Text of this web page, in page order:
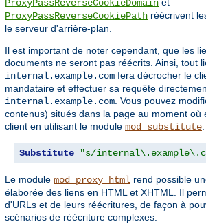
ProxyPassReverseCookieDomain
ProxyPassReverseCookiePath réécrivent
le serveur d'arrière-plan.
Il est important de noter cependant, que les
documents ne seront pas réécrits. Ainsi, tout
internal.example.com fera décrocher le
mandataire et effectuer sa requête
internal.example.com . Vous pouvez
contenus) situés dans la page au moment où
client en utilisant le module mod_substitute
Substitute "s/
Le module mod_proxy_html rend possible
élaborée des liens en HTML et XHTML. Il
d'URLs et de leurs réécritures, de façon à
scénarios de réécriture complexes.